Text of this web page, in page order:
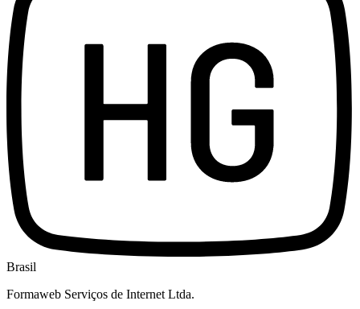
Brasil
Formaweb Serviços de Internet Ltda.